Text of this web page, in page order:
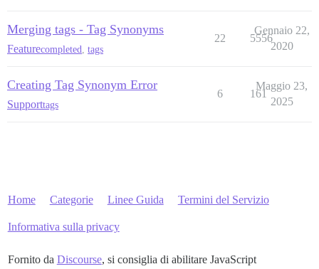
Merging tags - Tag Synonyms
Featurecompleted tags
22 5556
Gennaio 22,
2020
Creating Tag Synonym Error
Supporttags
6 161
Maggio 23,
2025
Home Categorie Linee Guida Termini del Servizio
Informativa sulla privacy
Fornito da Discourse, si consiglia di abilitare JavaScript